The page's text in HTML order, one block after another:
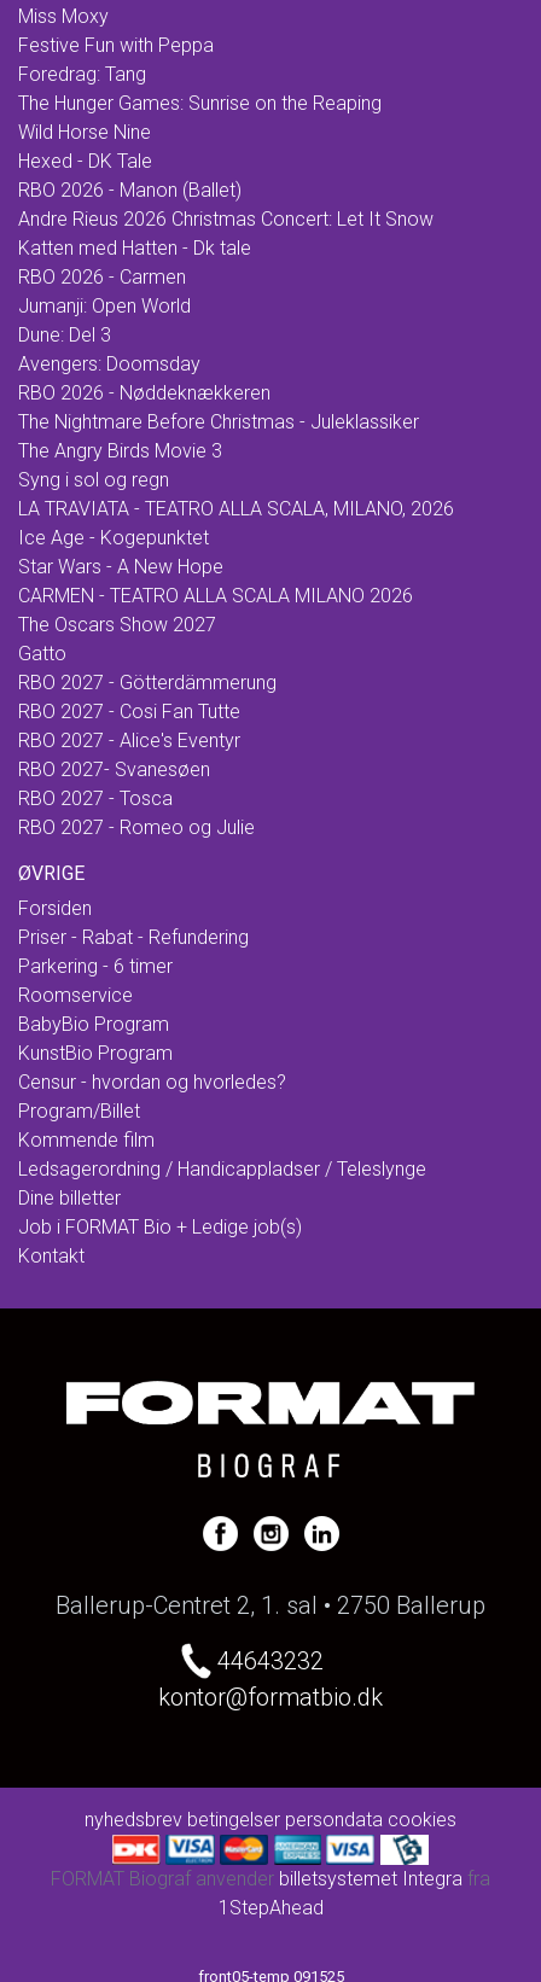
Miss Moxy
Festive Fun with Peppa
Foredrag: Tang
The Hunger Games: Sunrise on the Reaping
Wild Horse Nine
Hexed - DK Tale
RBO 2026 - Manon (Ballet)
Andre Rieus 2026 Christmas Concert: Let It Snow
Katten med Hatten - Dk tale
RBO 2026 - Carmen
Jumanji: Open World
Dune: Del 3
Avengers: Doomsday
RBO 2026 - Nøddeknækkeren
The Nightmare Before Christmas - Juleklassiker
The Angry Birds Movie 3
Syng i sol og regn
LA TRAVIATA - TEATRO ALLA SCALA, MILANO, 2026
Ice Age - Kogepunktet
Star Wars - A New Hope
CARMEN - TEATRO ALLA SCALA MILANO 2026
The Oscars Show 2027
Gatto
RBO 2027 - Götterdämmerung
RBO 2027 - Cosi Fan Tutte
RBO 2027 - Alice's Eventyr
RBO 2027- Svanesøen
RBO 2027 - Tosca
RBO 2027 - Romeo og Julie
ØVRIGE
Forsiden
Priser - Rabat - Refundering
Parkering - 6 timer
Roomservice
BabyBio Program
KunstBio Program
Censur - hvordan og hvorledes?
Program/Billet
Kommende film
Ledsagerordning / Handicappladser / Teleslynge
Dine billetter
Job i FORMAT Bio + Ledige job(s)
Kontakt
Ballerup-Centret 2, 1. sal • 2750 Ballerup
44643232
kontor@formatbio.dk
nyhedsbrev betingelser persondata cookies
FORMAT Biograf anvender billetsystemet Integra fra
1StepAhead
front05-temp 091525